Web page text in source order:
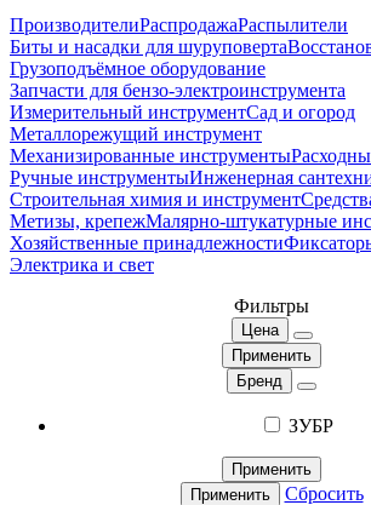
ПроизводителиРаспродажаРаспылители
Биты и насадки для шуруповерта
Грузоподъёмное оборудование
Запчасти для бензо-электроинструмента
Измерительный инструментСад и огород
Металлорежущий инструмент
Механизированные инструменты
Ручные инструментыИнженерная
Строительная химия и инструмент
Метизы, крепежМалярно-штукатурные
Хозяйственные принадлежности
Электрика и свет
Фильтры
Цена
Применить
Бренд
ЗУБР
Применить
Применить
Сбросить